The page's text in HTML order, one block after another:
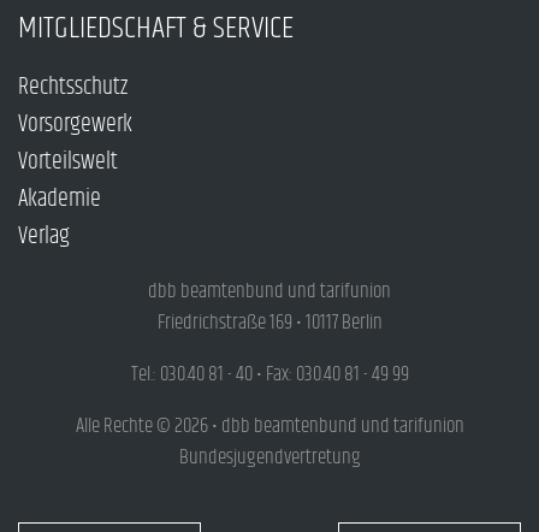
MITGLIEDSCHAFT & SERVICE
Rechtsschutz
Vorsorgewerk
Vorteilswelt
Akademie
Verlag
dbb beamtenbund und tarifunion
Friedrichstraße 169 • 10117 Berlin
Tel.: 030.40 81 - 40 • Fax: 030.40 81 - 49 99
Alle Rechte © 2026 • dbb beamtenbund und tarifunion
Bundesjugendvertretung